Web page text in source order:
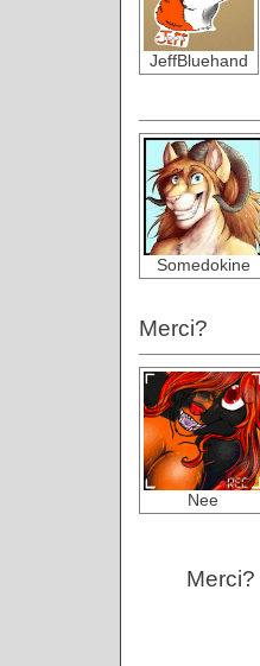
JeffBluehand
Somedokine
Merci?
Nee
Merci?